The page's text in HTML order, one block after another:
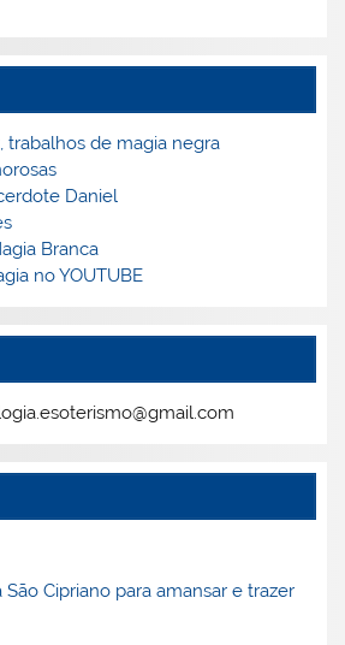
trabalhos de magia negra
Daniel
Branca
no YOUTUBE
São Cipriano para amansar e trazer